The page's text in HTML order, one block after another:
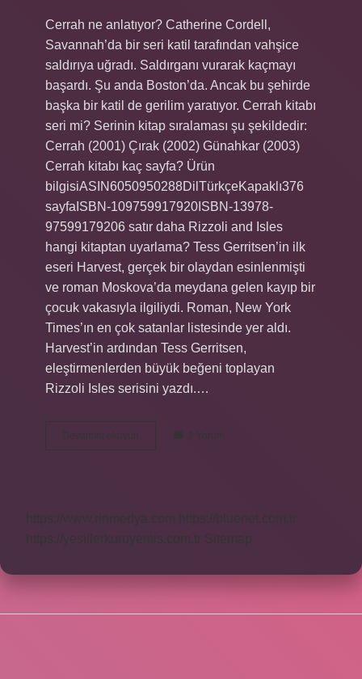
Cerrah ne anlatıyor? Catherine Cordell,
Savannah’da bir seri katil tarafından vahşice
saldırıya uğradı. Saldırganı vurarak kaçmayı
başardı. Şu anda Boston’da. Ancak bu şehirde
başka bir katil de gerilim yaratıyor. Cerrah kitabı
seri mi? Serinin kitap sıralaması şu şekildedir:
Cerrah (2001) Çırak (2002) Günahkar (2003)
Cerrah kitabı kaç sayfa? Ürün
bilgisiASIN‎6050950288Dil‎TürkçeKapaklı‎376
sayfaISBN-10‎9759917920ISBN-13‎978-
97599179206 satır daha Rizzoli and Isles
hangi kitaptan uyarlama? Tess Gerritsen’in ilk
eseri Harvest, gerçek bir olaydan esinlenmişti
ve roman Moskova’da meydana gelen kayıp bir
çocuk vakasıyla ilgiliydi. Roman, New York
Times’ın en çok satanlar listesinde yer aldı.
Harvest’in ardından Tess Gerritsen,
eleştirmenlerden büyük beğeni toplayan
Rizzoli Isles serisini yazdı.…
Devamını okuyun
Yazarı
2 Yorum
https://www.rinmedya.com
https://bluenet.com.tr
https://yesillerkuruyemis.com.tr Sitemap